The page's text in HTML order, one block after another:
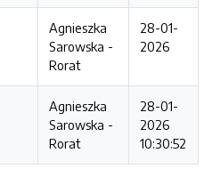
Agnieszka
Sarowska -
Rorat
28-01-
2026
Agnieszka
Sarowska -
Rorat
28-01-
2026
10:30:52